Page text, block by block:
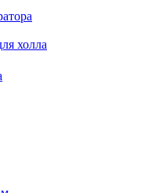
холла